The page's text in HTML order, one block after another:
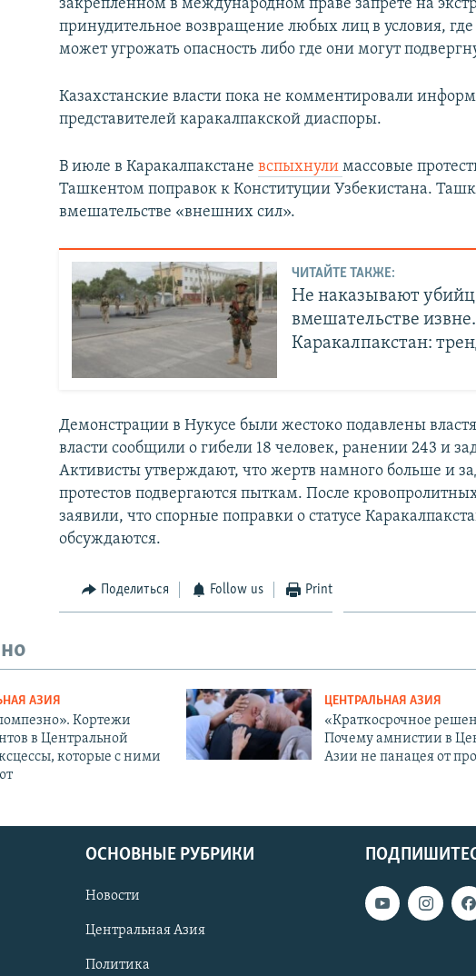
закрепленном в международном праве запрете на
принудительное возвращение любых лиц в условия,
может угрожать опасность либо где они могут
Казахстанские власти пока не комментировали
представителей каракалпакской диаспоры.
В июле в Каракалпакстаневспыхнулимассовые
Ташкентом поправок к Конституции Узбекистана.
вмешательстве «внешних сил».
ЧИТАЙТЕ ТАКЖЕ:
Не наказывают убийц
вмешательстве
Каракалпакстан:
Демонстрации в Нукусе были жестоко подавлены
власти сообщили о гибели 18 человек, ранении 243 и
Активисты утверждают, что жертв намного больше и
протестов подвергаются пыткам. После
заявили, что спорные поправки о статусе
обсуждаются.
Поделиться Follow us Print
АЗИЯ
Кортежи
в Центральной
которые с ними
ЦЕНТРАЛЬНАЯ АЗИЯ
«Краткосрочное
Почему амнистии в
Азии не панацея от
ОСНОВНЫЕ РУБРИКИ
Новости
Центральная Азия
Политика